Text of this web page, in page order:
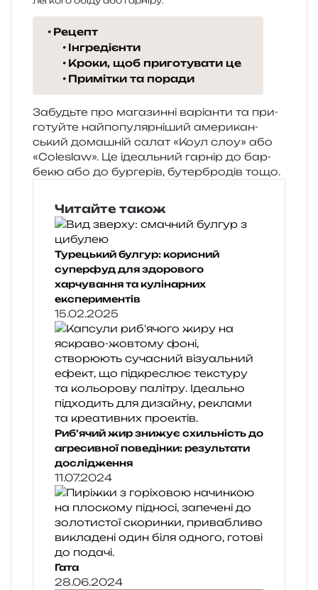
Рецепт
Інгредієнти
Кроки, щоб приготувати це
Примітки та поради
Забудьте про мага­зин­ні варі­ан­ти та при­
го­туй­те най­по­пу­ляр­ні­ший аме­ри­кан­
ський дома­шній салат «Коул слоу» або
«Coleslaw». Це іде­аль­ний гар­нір до бар­
бе­кю або до бур­ге­рів, бутер­бро­дів тощо.
Читайте також
Турецький булгур: корисний
суперфуд для здорового
харчування та кулінарних
експериментів
15.02.2025
Риб’ячий жир знижує схильність до
агресивної поведінки: результати
дослідження
11.07.2024
Гата
28.06.2024